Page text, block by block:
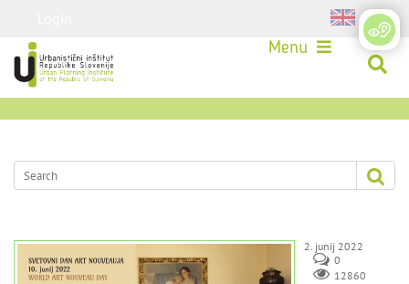
Menu
2. junij 2022
0
12860